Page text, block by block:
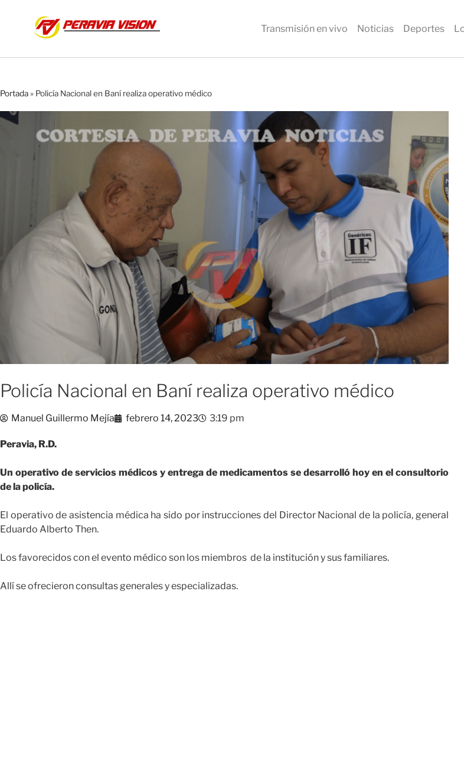
Transmisión en vivo Noticias Deportes
Portada» Policía Nacional en Baní realiza operativo médico
Policía Nacional en Baní realiza operativo médico
Manuel Guillermo Mejía febrero 14, 2023 3:19 pm
Peravia, R.D.
Un operativo de servicios médicos y entrega de medicamentos se desarrolló hoy en el consultorio
de la policía.
El operativo de asistencia médica ha sido por instrucciones del Director Nacional de la policía, general
Eduardo Alberto Then.
Los favorecidos con el evento médico son los miembros de la institución y sus familiares.
Allí se ofrecieron consultas generales y especializadas.